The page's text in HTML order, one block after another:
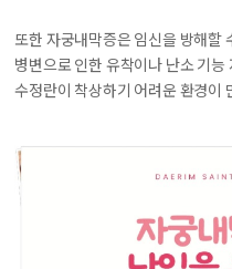
또한 자궁내막증은 임신을 방해할
병변으로 인한 유착이나 난소 기
수정란이 착상하기 어려운 환경이